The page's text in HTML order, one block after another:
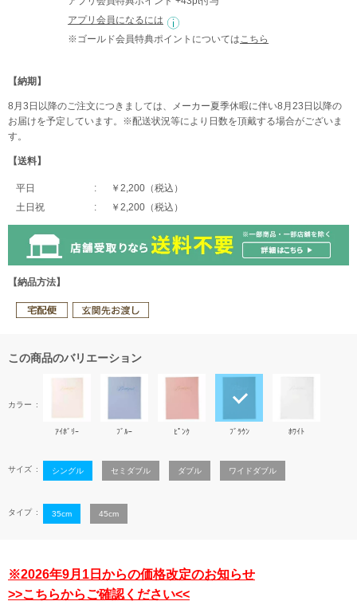
アプリ会員になるには
※ゴールド会員特典ポイントについては こちら
【納期】
8月3日以降のご注文につきましては、メーカー夏季休暇に伴い8月23日以降の
お届けを予定しています。※配送状況等により日数を頂戴する場合がございま
す。
【送料】
平日
￥2,200（税込）
土日祝
￥2,200（税込）
【納品方法】
この商品のバリエーション
カラー
ｱｲﾎﾞﾘｰ ﾌﾞﾙｰ ﾋﾟﾝｸ ﾌﾞﾗｳﾝ ﾎﾜｲﾄ
サイズ シングル セミダブル ダブル ワイドダブル
タイプ 35cm 45cm
※2026年9月1日からの価格改定のお知らせ
>>こちらからご確認ください<<